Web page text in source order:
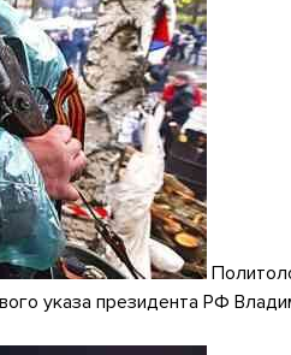
указа президента РФ